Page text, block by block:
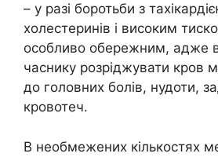
– у разі боротьби з
холестеринів і високим
особливо обережним, адже
часнику розріджувати кров
до головних болів, нудоти,
кровотеч.
В необмежених кількостях